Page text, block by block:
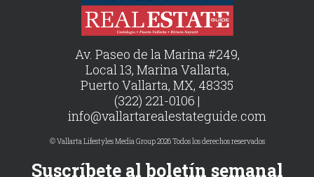
Av. Paseo de la Marina #249,
Local 13, Marina Vallarta,
Puerto Vallarta, MX, 48335
(322) 221-0106 |
info@vallartarealestateguide.com
© Vallarta Lifestyles Media Group 2026 Todos los derechos reservados
Suscríbete al boletín semanal